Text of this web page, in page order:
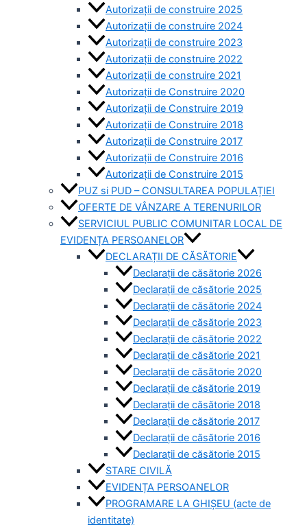
Autorizații de construire 2025
Autorizații de construire 2024
Autorizații de construire 2023
Autorizații de construire 2022
Autorizații de construire 2021
Autorizații de Construire 2020
Autorizații de Construire 2019
Autorizaţii de Construire 2018
Autorizaţii de Construire 2017
Autorizaţii de Construire 2016
Autorizaţii de Construire 2015
PUZ si PUD – CONSULTAREA POPULAȚIEI
OFERTE DE VÂNZARE A TERENURILOR
SERVICIUL PUBLIC COMUNITAR LOCAL DE
EVIDENȚA PERSOANELOR
DECLARAȚII DE CĂSĂTORIE
Declarații de căsătorie 2026
Declarații de căsătorie 2025
Declarații de căsătorie 2024
Declarații de căsătorie 2023
Declarații de căsătorie 2022
Declarații de căsătorie 2021
Declarații de căsătorie 2020
Declarații de căsătorie 2019
Declarații de căsătorie 2018
Declarații de căsătorie 2017
Declarații de căsătorie 2016
Declarații de căsătorie 2015
STARE CIVILĂ
EVIDENȚA PERSOANELOR
PROGRAMARE LA GHIȘEU (acte de
identitate)